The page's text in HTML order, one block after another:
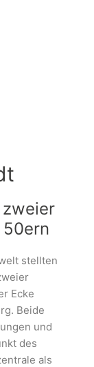
stellten
Ecke
Beide
und
des
als